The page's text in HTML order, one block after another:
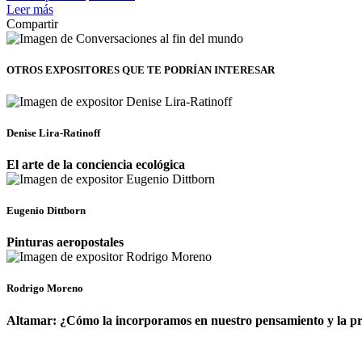
Leer más
Compartir
OTROS EXPOSITORES QUE TE PODRÍAN INTERESAR
Denise Lira-Ratinoff
El arte de la conciencia ecológica
Eugenio Dittborn
Pinturas aeropostales
Rodrigo Moreno
Altamar: ¿Cómo la incorporamos en nuestro pensamiento y la